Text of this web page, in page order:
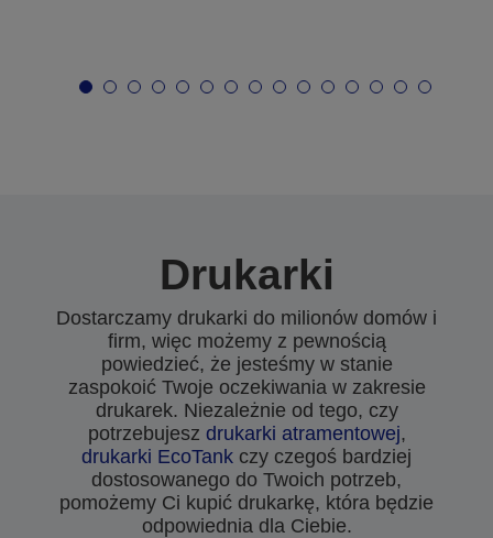
Drukarki
Dostarczamy drukarki do milionów domów i
firm, więc możemy z pewnością
powiedzieć, że jesteśmy w stanie
zaspokoić Twoje oczekiwania w zakresie
drukarek. Niezależnie od tego, czy
potrzebujesz drukarki atramentowej,
drukarki EcoTank czy czegoś bardziej
dostosowanego do Twoich potrzeb,
pomożemy Ci kupić drukarkę, która będzie
odpowiednia dla Ciebie.